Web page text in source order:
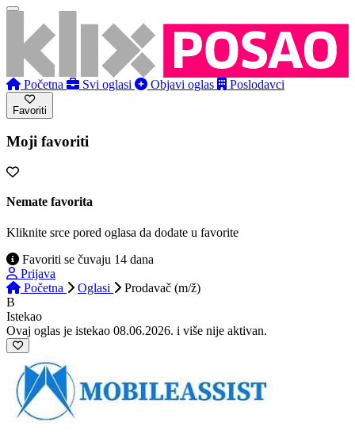
Početna Svi oglasi Objavi oglas Poslodavci
Favoriti
Moji favoriti
Nemate favorita
Kliknite srce pored oglasa da dodate u favorite
Favoriti se čuvaju 14 dana
Prijava
Početna
Oglasi
Prodavač (m/ž)
B
Istekao
Ovaj oglas je istekao 08.06.2026. i više nije aktivan.